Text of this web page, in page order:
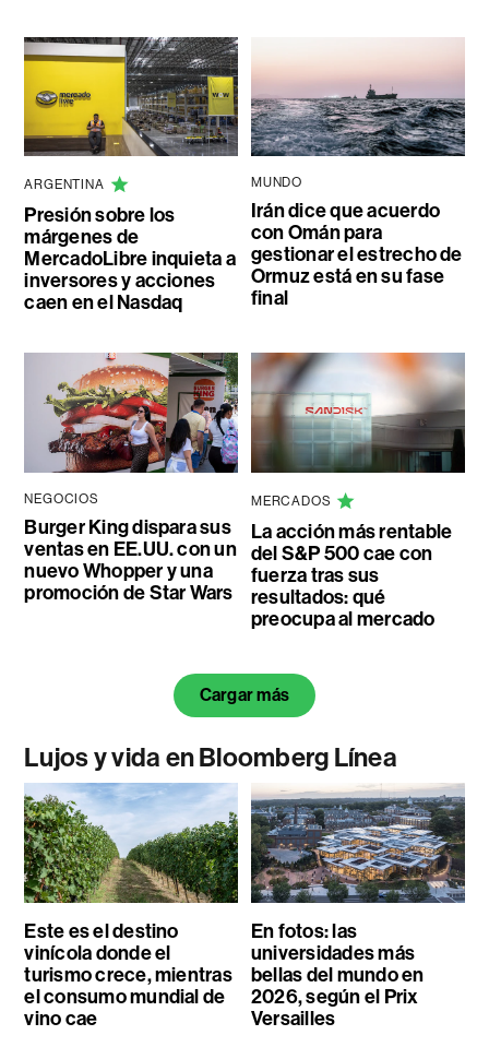
ARGENTINA
Presión sobre los
márgenes de
MercadoLibre inquieta a
inversores y acciones
caen en el Nasdaq
MUNDO
Irán dice que acuerdo
con Omán para
gestionar el estrecho de
Ormuz está en su fase
final
NEGOCIOS
Burger King dispara sus
ventas en EE.UU. con un
nuevo Whopper y una
promoción de Star Wars
MERCADOS
La acción más rentable
del S&P 500 cae con
fuerza tras sus
resultados: qué
preocupa al mercado
Cargar más
Lujos y vida en Bloomberg Línea
Este es el destino
vinícola donde el
turismo crece, mientras
el consumo mundial de
vino cae
En fotos: las
universidades más
bellas del mundo en
2026, según el Prix
Versailles